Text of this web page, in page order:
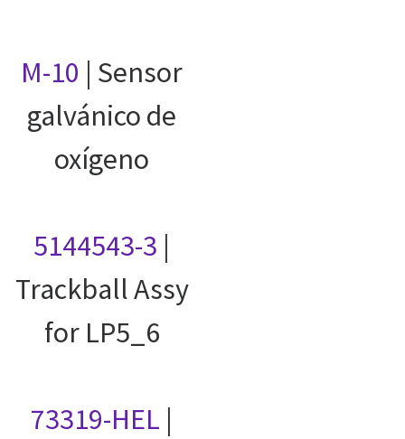
M-10 | Sensor
galvánico de
oxígeno
5144543-3 |
Trackball Assy
for LP5_6
73319-HEL |